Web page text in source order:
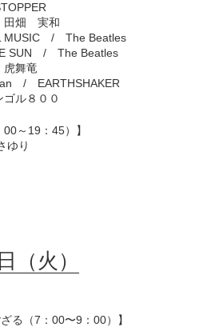
畑 実和
MUSIC / The Beatles
SUN / The Beatles
舞竜
/ EARTHSHAKER
ル８００
～19：45）】
り
（火）
る（7：00〜9：00）】